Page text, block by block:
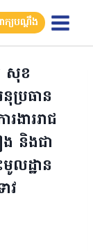
ក្យបណ្តឹង
សុខ
ប្រធាន
ងាររាជ
ង និងជា
មូលដ្ឋាន
វ